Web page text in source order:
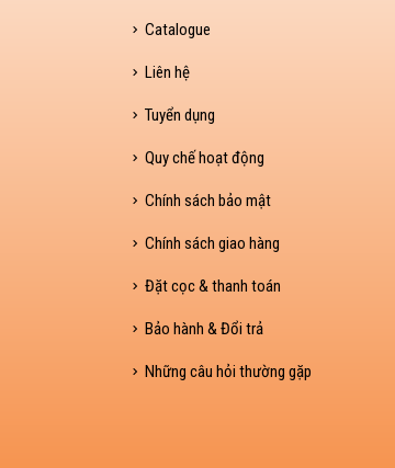
Catalogue
Liên hệ
Tuyển dụng
Quy chế hoạt động
Chính sách bảo mật
Chính sách giao hàng
Đặt cọc & thanh toán
Bảo hành & Đổi trả
Những câu hỏi thường gặp